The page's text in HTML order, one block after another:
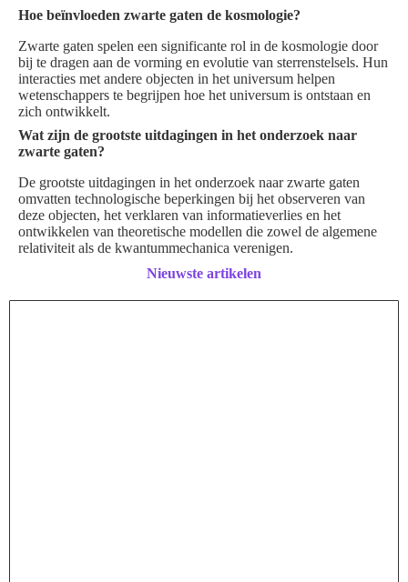
Hoe beïnvloeden zwarte gaten de kosmologie?
Zwarte gaten spelen een significante rol in de kosmologie door
bij te dragen aan de vorming en evolutie van sterrenstelsels. Hun
interacties met andere objecten in het universum helpen
wetenschappers te begrijpen hoe het universum is ontstaan en
zich ontwikkelt.
Wat zijn de grootste uitdagingen in het onderzoek naar
zwarte gaten?
De grootste uitdagingen in het onderzoek naar zwarte gaten
omvatten technologische beperkingen bij het observeren van
deze objecten, het verklaren van informatieverlies en het
ontwikkelen van theoretische modellen die zowel de algemene
relativiteit als de kwantummechanica verenigen.
Nieuwste artikelen